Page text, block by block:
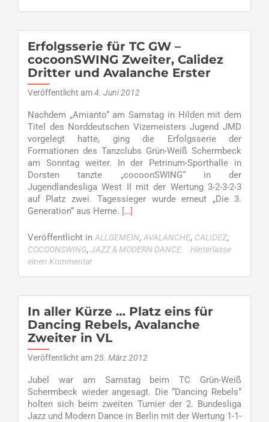
Relegation
Erfolgsserie für TC GW –
cocoonSWING Zweiter, Calidez
Dritter und Avalanche Erster
Veröffentlicht am4. Juni 2012
Nachdem „Amianto“ am Samstag in Hilden mit dem
Titel des Norddeutschen Vizemeisters Jugend JMD
vorgelegt hatte, ging die Erfolgsserie der
Formationen des Tanzclubs Grün-Weiß Schermbeck
am Sonntag weiter. In der Petrinum-Sporthalle in
Dorsten tanzte „cocoonSWING“ in der
Jugendlandesliga West II mit der Wertung 3-2-3-2-3
auf Platz zwei. Tagessieger wurde erneut „Die 3.
Generation“ aus Herne. Read
about
Erfolgsserie
–
cocoonSWING
Zweiter,
Calidez
und
Erster
[…]
Veröffentlicht in ALLGEMEIN, AVALANCHE, CALIDEZ,
COCOONSWING, JAZZ & MODERN DANCE
Hinterlasse
einen Kommentar
In aller Kürze … Platz eins für
Dancing Rebels, Avalanche
Zweiter in VL
Veröffentlicht am25. März 2012
Jubel war am Samstag beim TC Grün-Weiß
Schermbeck wieder angesagt. Die “Dancing Rebels“
holten sich beim zweiten Turnier der 2. Bundesliga
Jazz und Modern Dance in Berlin mit der Wertung 1-1-